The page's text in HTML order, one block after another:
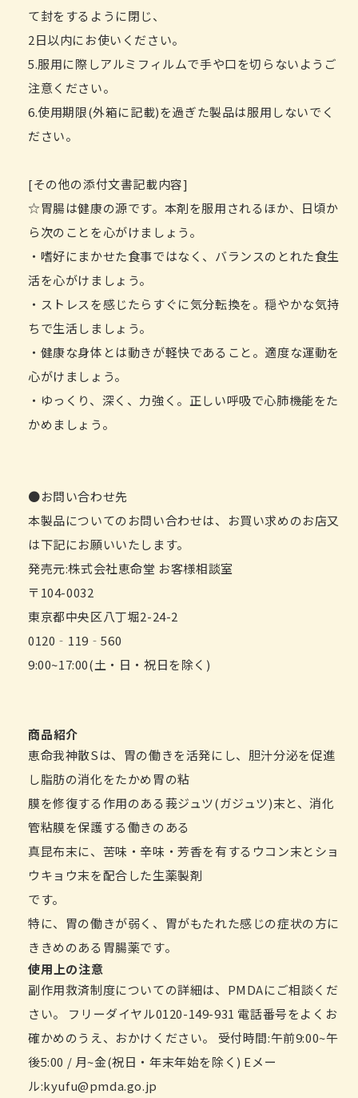
て封をするように閉じ、
2日以内にお使いください。
5.服用に際しアルミフィルムで手や口を切らないようご
注意ください。
6.使用期限(外箱に記載)を過ぎた製品は服用しないでく
ださい。
[その他の添付文書記載内容]
☆胃腸は健康の源です。本剤を服用されるほか、日頃か
ら次のことを心がけましょう。
・嗜好にまかせた食事ではなく、バランスのとれた食生
活を心がけましょう。
・ストレスを感じたらすぐに気分転換を。穏やかな気持
ちで生活しましょう。
・健康な身体とは動きが軽快であること。適度な運動を
心がけましょう。
・ゆっくり、深く、力強く。正しい呼吸で心肺機能をた
かめましょう。
●お問い合わせ先
本製品についてのお問い合わせは、お買い求めのお店又
は下記にお願いいたします。
発売元:株式会社恵命堂 お客様相談室
〒104-0032
東京都中央区八丁堀2-24-2
0120‐119‐560
9:00~17:00(土・日・祝日を除く)
商品紹介
恵命我神散Sは、胃の働きを活発にし、胆汁分泌を促進
し脂肪の消化をたかめ胃の粘
膜を修復する作用のある莪ジュツ(ガジュツ)末と、消化
管粘膜を保護する働きのある
真昆布末に、苦味・辛味・芳香を有するウコン末とショ
ウキョウ末を配合した生薬製剤
です。
特に、胃の働きが弱く、胃がもたれた感じの症状の方に
ききめのある胃腸薬です。
使用上の注意
副作用救済制度についての詳細は、PMDAにご相談くだ
さい。 フリーダイヤル0120-149-931 電話番号をよくお
確かめのうえ、おかけください。 受付時間:午前9:00~午
後5:00 / 月~金(祝日・年末年始を除く) Eメー
ル:kyufu@pmda.go.jp